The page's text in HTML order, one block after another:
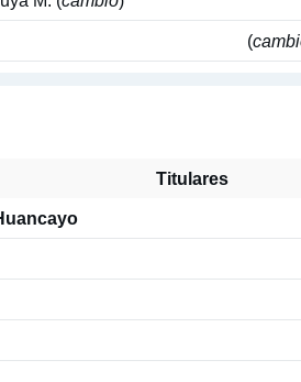
(
Titulares